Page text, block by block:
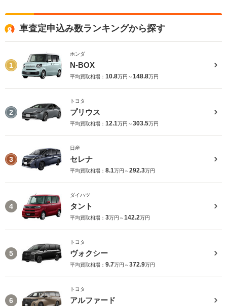
車査定申込み数ランキングから探す
1
ホンダ
N-BOX
平均買取相場： 10.8万円～148.8万円
2
トヨタ
プリウス
平均買取相場： 12.1万円～303.5万円
3
日産
セレナ
平均買取相場： 8.1万円～292.3万円
4
ダイハツ
タント
平均買取相場： 3万円～142.2万円
5
トヨタ
ヴォクシー
平均買取相場： 9.7万円～372.9万円
6
トヨタ
アルファード